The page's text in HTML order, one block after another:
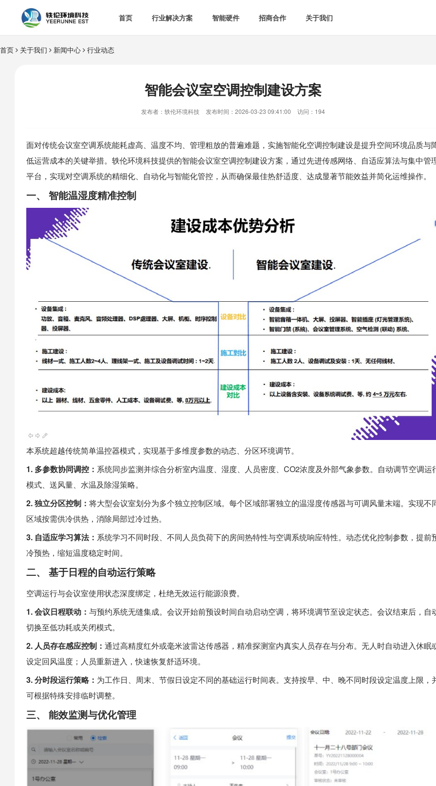
首页 行业解决方案
智慧食安  空气监测方案  智慧用电方案
热门解决方案  智慧场景建设
智能硬件

 多媒体&信息化
[list:subtitle]
招商合作 关于我们
首页 关于我们 新闻中心 行业动态
智能会议室空调控制建设方案
发布者：轶伦环境科技 发布时间：2026-03-23 09:41:00 访问：194
面对传统会议室空调系统能耗虚高、温度不均、管理粗放的普遍难题，实施智能化空调控制建设是提升空间环境品质与
低运营成本的关键举措。 轶伦环境科技提供的智能会议室空调控制建设方案，通过先进传感网络、自适应算法与集中管
平台，实现对空调系统的精细化、自动化与智能化管控，从而确保最佳热舒适度、达成显著节能效益并简化运维操作。
一、 智能温湿度精准控制
本系统超越传统简单温控器模式，实现基于多维度参数的动态、分区环境调节。
1. 多参数协同调控： 系统同步监测并综合分析室内温度、湿度、人员密度、CO2浓度及外部气象参数。自动调节空调运
模式、送风量、水温及除湿策略。
2. 独立分区控制： 将大型会议室划分为多个独立控制区域。每个区域部署独立的温湿度传感器与可调风量末端。实现不
区域按需供冷供热，消除局部过冷过热。
3. 自适应学习算法： 系统学习不同时段、不同人员负荷下的房间热特性与空调系统响应特性。动态优化控制参数，提前
冷预热，缩短温度稳定时间。
二、 基于日程的自动运行策略
空调运行与会议室使用状态深度绑定，杜绝无效运行能源浪费。
1. 会议日程联动： 与预约系统无缝集成。会议开始前预设时间自动启动空调，将环境调节至设定状态。会议结束后，自
切换至低功耗或关闭模式。
2. 人员存在感应控制： 通过高精度红外或毫米波雷达传感器，精准探测室内真实人员存在与分布。无人时自动进入休眠
设定回风温度；人员重新进入，快速恢复舒适环境。
3. 分时段运行策略： 为工作日、周末、节假日设定不同的基础运行时间表。支持按早、中、晚不同时段设定温度上限，
可根据特殊安排临时调整。
三、 能效监测与优化管理